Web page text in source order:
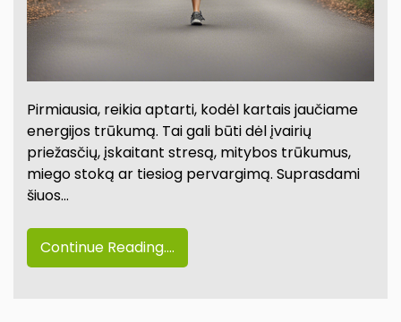
Pirmiausia, reikia aptarti, kodėl kartais jaučiame
energijos trūkumą. Tai gali būti dėl įvairių
priežasčių, įskaitant stresą, mitybos trūkumus,
miego stoką ar tiesiog pervargimą. Suprasdami
šiuos…
Continue Reading....